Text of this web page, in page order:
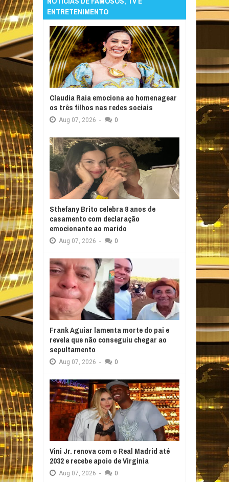
ENTRETENIMENTO
Claudia Raia emociona ao homenagear
os três filhos nas redes sociais
Aug 07, 2026 - 0
Sthefany Brito celebra 8 anos de
casamento com declaração
emocionante ao marido
Aug 07, 2026 - 0
Frank Aguiar lamenta morte do pai e
revela que não conseguiu chegar ao
sepultamento
Aug 07, 2026 - 0
Vini Jr. renova com o Real Madrid até
2032 e recebe apoio de Virginia
Aug 07, 2026 - 0